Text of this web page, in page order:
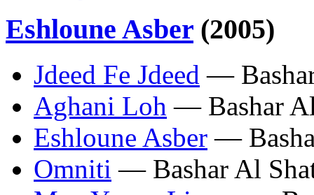
Eshloune Asber (2005)
Jdeed Fe Jdeed —
Aghani Loh — Bashar
Eshloune Asber —
Omniti — Bashar Al